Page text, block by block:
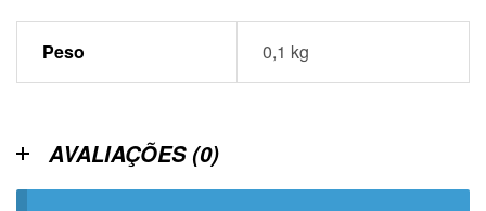
Peso 0,1 kg
AVALIAÇÕES (0)